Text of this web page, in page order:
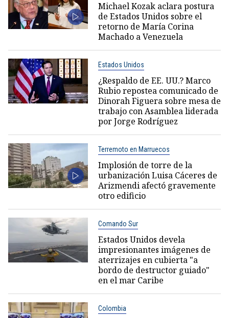
Michael Kozak aclara postura
de Estados Unidos sobre el
retorno de María Corina
Machado a Venezuela
Estados Unidos
¿Respaldo de EE. UU.? Marco
Rubio repostea comunicado de
Dinorah Figuera sobre mesa de
trabajo con Asamblea liderada
por Jorge Rodríguez
Terremoto en Marruecos
Implosión de torre de la
urbanización Luisa Cáceres de
Arizmendi afectó gravemente
otro edificio
Comando Sur
Estados Unidos devela
impresionantes imágenes de
aterrizajes en cubierta "a
bordo de destructor guiado"
en el mar Caribe
Colombia